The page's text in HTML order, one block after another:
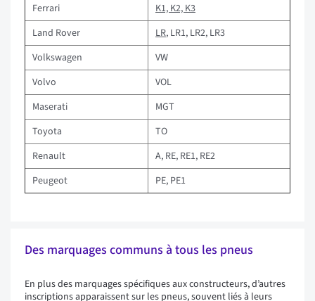
Ferrari
K1, K2, K3
Land Rover
LR, LR1, LR2, LR3
Volkswagen
VW
Volvo
VOL
Maserati
MGT
Toyota
TO
Renault
A, RE, RE1, RE2
Peugeot
PE, PE1
Des marquages communs à tous les pneus
En plus des marquages spécifiques aux constructeurs, d’autres
inscriptions apparaissent sur les pneus, souvent liés à leurs